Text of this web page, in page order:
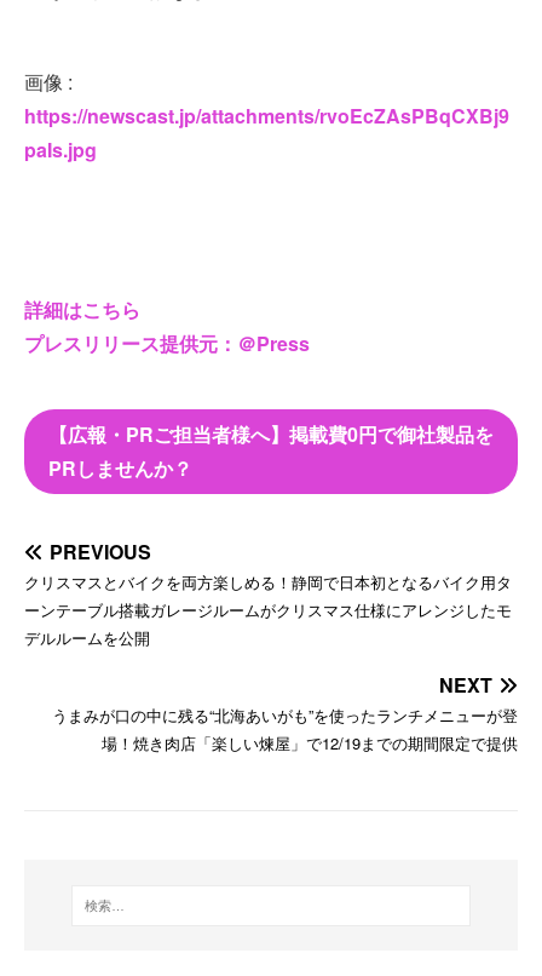
画像 :
https://newscast.jp/attachments/rvoEcZAsPBqCXBj9
paIs.jpg
詳細はこちら
プレスリリース提供元：＠Press
【広報・PRご担当者様へ】掲載費0円で御社製品を
PRしませんか？
PREVIOUS
クリスマスとバイクを両方楽しめる！静岡で日本初となるバイク用タ
ーンテーブル搭載ガレージルームがクリスマス仕様にアレンジしたモ
デルルームを公開
NEXT
うまみが口の中に残る“北海あいがも”を使ったランチメニューが登
場！焼き肉店「楽しい煉屋」で12/19までの期間限定で提供